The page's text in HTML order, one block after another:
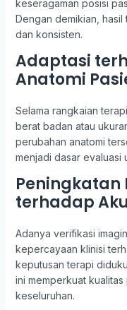
keseragaman posisi
Dengan demikian,
dan konsisten.
Adaptasi
Anatomi
Selama rangkaian
berat badan atau
perubahan anatomi
menjadi dasar evaluasi
Peningkatan
terhadap
Adanya verifikasi
kepercayaan klinisi
keputusan terapi
ini memperkuat
keseluruhan.